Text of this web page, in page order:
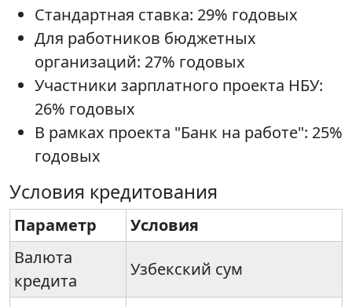
Стандартная ставка: 29% годовых
Для работников бюджетных
организаций: 27% годовых
Участники зарплатного проекта НБУ:
26% годовых
В рамках проекта "Банк на работе": 25%
годовых
Условия кредитования
Параметр
Условия
Валюта
кредита
Узбекский сум